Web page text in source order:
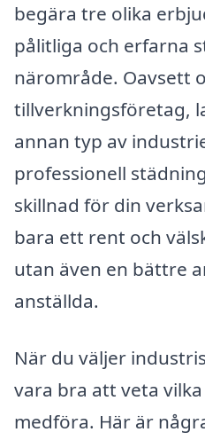
begära tre olika
pålitliga och erfarna
närområde. Oavsett
tillverkningsföretag,
annan typ av
professionell
skillnad för din
bara ett rent och
utan även en bättre
anställda.
När du väljer
vara bra att veta
medföra. Här är